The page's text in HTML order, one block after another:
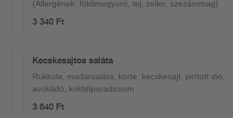
(Allergének: földimogyoró, tej, zeller, szezámmag)
3 340 Ft
Kecskesajtos saláta
Rukkola, madársaláta, körte, kecskesajt, pirított dió,
avokádó, koktélparadicsom
3 640 Ft